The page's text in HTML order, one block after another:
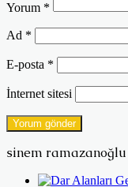
Yorum *
Ad *
E-posta *
İnternet sitesi
sinem